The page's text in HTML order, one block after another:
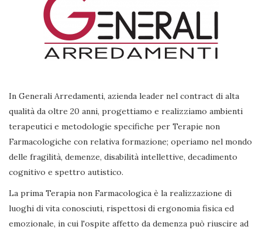
In Generali Arredamenti, azienda leader nel contract di alta
qualità da oltre 20 anni, progettiamo e realizziamo ambienti
terapeutici e metodologie specifiche per Terapie non
Farmacologiche con relativa formazione; operiamo nel mondo
delle fragilità, demenze, disabilità intellettive, decadimento
cognitivo e spettro autistico.
La prima Terapia non Farmacologica è la realizzazione di
luoghi di vita conosciuti, rispettosi di ergonomia fisica ed
emozionale, in cui l'ospite affetto da demenza può riuscire ad